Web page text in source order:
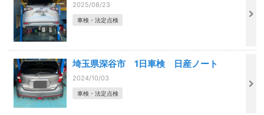
2025/08/23
車検・法定点検
埼玉県深谷市 1日車検 日産ノート
2024/10/03
車検・法定点検